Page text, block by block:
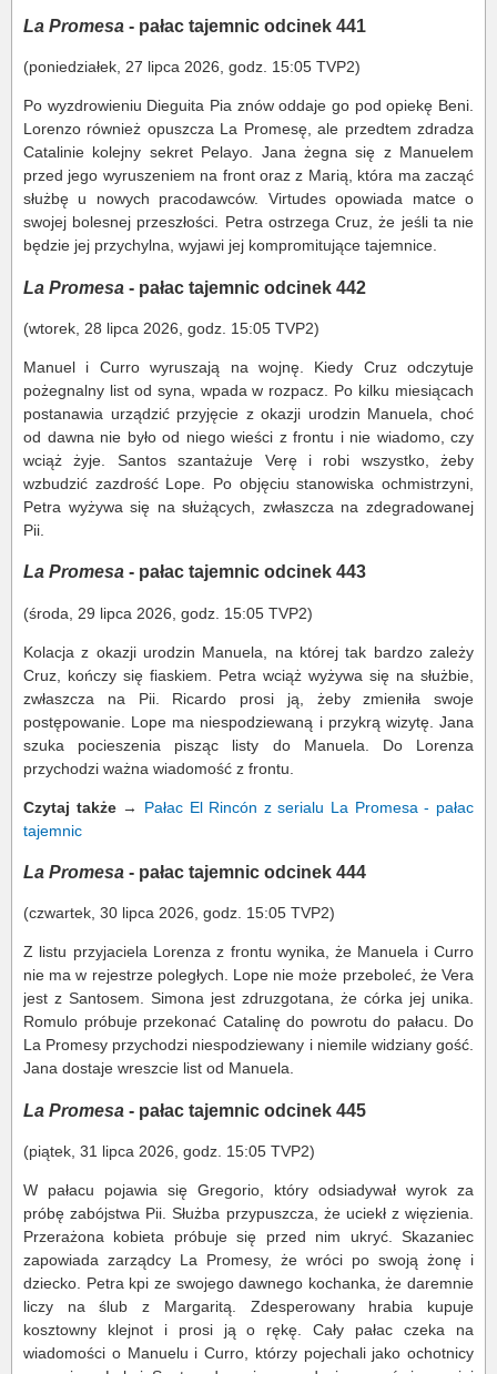
La Promesa - pałac tajemnic odcinek 441
(poniedziałek, 27 lipca 2026, godz. 15:05 TVP2)
Po wyzdrowieniu Dieguita Pia znów oddaje go pod opiekę Beni.
Lorenzo również opuszcza La Promesę, ale przedtem zdradza
Catalinie kolejny sekret Pelayo. Jana żegna się z Manuelem
przed jego wyruszeniem na front oraz z Marią, która ma zacząć
służbę u nowych pracodawców. Virtudes opowiada matce o
swojej bolesnej przeszłości. Petra ostrzega Cruz, że jeśli ta nie
będzie jej przychylna, wyjawi jej kompromitujące tajemnice.
La Promesa - pałac tajemnic odcinek 442
(wtorek, 28 lipca 2026, godz. 15:05 TVP2)
Manuel i Curro wyruszają na wojnę. Kiedy Cruz odczytuje
pożegnalny list od syna, wpada w rozpacz. Po kilku miesiącach
postanawia urządzić przyjęcie z okazji urodzin Manuela, choć
od dawna nie było od niego wieści z frontu i nie wiadomo, czy
wciąż żyje. Santos szantażuje Verę i robi wszystko, żeby
wzbudzić zazdrość Lope. Po objęciu stanowiska ochmistrzyni,
Petra wyżywa się na służących, zwłaszcza na zdegradowanej
Pii.
La Promesa - pałac tajemnic odcinek 443
(środa, 29 lipca 2026, godz. 15:05 TVP2)
Kolacja z okazji urodzin Manuela, na której tak bardzo zależy
Cruz, kończy się fiaskiem. Petra wciąż wyżywa się na służbie,
zwłaszcza na Pii. Ricardo prosi ją, żeby zmieniła swoje
postępowanie. Lope ma niespodziewaną i przykrą wizytę. Jana
szuka pocieszenia pisząc listy do Manuela. Do Lorenza
przychodzi ważna wiadomość z frontu.
Czytaj także→ Pałac El Rincón z serialu La Promesa - pałac
tajemnic
La Promesa - pałac tajemnic odcinek 444
(czwartek, 30 lipca 2026, godz. 15:05 TVP2)
Z listu przyjaciela Lorenza z frontu wynika, że Manuela i Curro
nie ma w rejestrze poległych. Lope nie może przeboleć, że Vera
jest z Santosem. Simona jest zdruzgotana, że córka jej unika.
Romulo próbuje przekonać Catalinę do powrotu do pałacu. Do
La Promesy przychodzi niespodziewany i niemile widziany gość.
Jana dostaje wreszcie list od Manuela.
La Promesa - pałac tajemnic odcinek 445
(piątek, 31 lipca 2026, godz. 15:05 TVP2)
W pałacu pojawia się Gregorio, który odsiadywał wyrok za
próbę zabójstwa Pii. Służba przypuszcza, że uciekł z więzienia.
Przerażona kobieta próbuje się przed nim ukryć. Skazaniec
zapowiada zarządcy La Promesy, że wróci po swoją żonę i
dziecko. Petra kpi ze swojego dawnego kochanka, że daremnie
liczy na ślub z Margaritą. Zdesperowany hrabia kupuje
kosztowny klejnot i prosi ją o rękę. Cały pałac czeka na
wiadomości o Manuelu i Curro, którzy pojechali jako ochotnicy